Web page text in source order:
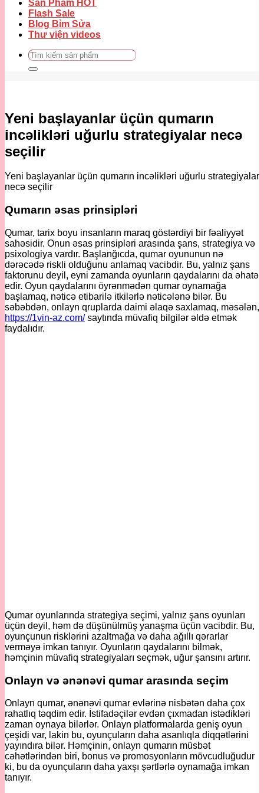
Sản Phẩm HOT
Flash Sale
Blog Bỉm Sửa
Thư viện videos
Tìm
Yeni başlayanlar üçün qumarın
incəlikləri uğurlu strategiyalar necə
seçilir
Yeni başlayanlar üçün qumarın incəlikləri uğurlu strategiyalar
necə seçilir
Qumarın əsas prinsipləri
Qumar, tarix boyu insanların maraq göstərdiyi bir fəaliyyət
sahəsidir. Onun əsas prinsipləri arasında şans, strategiya və
psixologiya vardır. Başlanğıcda, qumar oyununun nə
dərəcədə riskli olduğunu anlamaq vacibdir. Bu, yalnız şans
faktorunu deyil, eyni zamanda oyunların qaydalarını da əhatə
edir. Oyun qaydalarını öyrənmədən qumar oynamağa
başlamaq, nəticə etibarilə itkilərlə nəticələnə bilər. Bu
səbəbdən, onlayn qruplarda daimi əlaqə saxlamaq, məsələn,
https://1vin-az.com/saytında müvafiq bilgilər əldə etmək
faydalıdır.
Qumar oyunlarında strategiya seçimi, yalnız şans oyunları
üçün deyil, həm də düşünülmüş yanaşma üçün vacibdir. Bu,
oyunçunun risklərini azaltmağa və daha ağıllı qərarlar
verməyə imkan tanıyır. Oyunların qaydalarını bilmək,
həmçinin müvafiq strategiyaları seçmək, uğur şansını artırır.
Onlayn və ənənəvi qumar arasında seçim
Onlayn qumar, ənənəvi qumar evlərinə nisbətən daha çox
rahatlıq təqdim edir. İstifadəçilər evdən çıxmadan istədikləri
zaman oynaya bilərlər. Onlayn platformalarda geniş oyun
çeşidi var, lakin bu, oyunçuların daha asanlıqla diqqətlərini
yayındıra bilər. Həmçinin, onlayn qumarın müsbət
cəhətlərindən biri, bonus və promosyonların mövcudluğudur
ki, bu da oyunçuların daha yaxşı şərtlərlə oynamağa imkan
tanıyır.